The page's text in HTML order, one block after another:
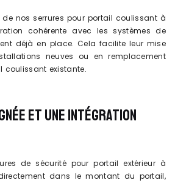
nos serrures pour portail coulissant à
cohérente avec les systèmes de
déjà en place. Cela facilite leur mise
neuves ou en remplacement
coulissant existante.
ET UNE INTÉGRATION
de sécurité pour portail extérieur à
dans le montant du portail,